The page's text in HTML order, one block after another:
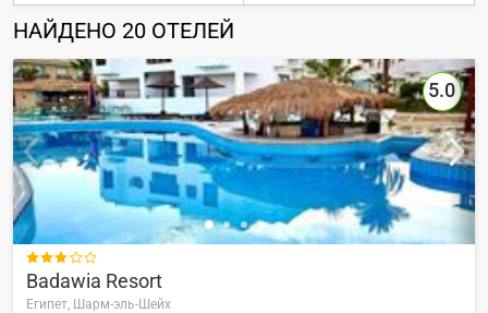
НАЙДЕНО 20 ОТЕЛЕЙ
5.0

Badawia Resort
Египет, Шарм-эль-Шейх